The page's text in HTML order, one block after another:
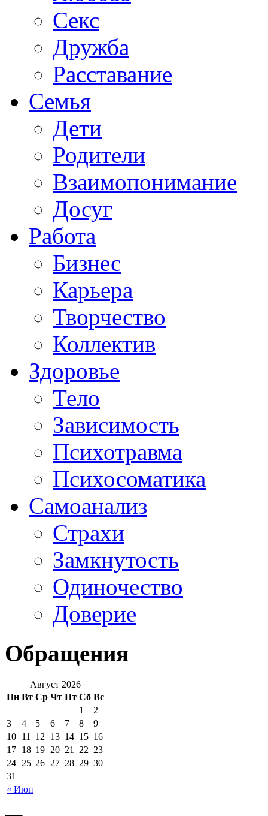
Секс
Дружба
Расставание
Семья
Дети
Родители
Взаимопонимание
Досуг
Работа
Бизнес
Карьера
Творчество
Коллектив
Здоровье
Тело
Зависимость
Психотравма
Психосоматика
Самоанализ
Страхи
Замкнутость
Одиночество
Доверие
Обращения
Август 2026
Пн Вт Ср Чт Пт Сб Вс
« Июн
1
2
3
4 5 6 7 8
9
10 11 12 13 14 15 16
17 18 19 20 21 22 23
24 25 26 27 28 29 30
31